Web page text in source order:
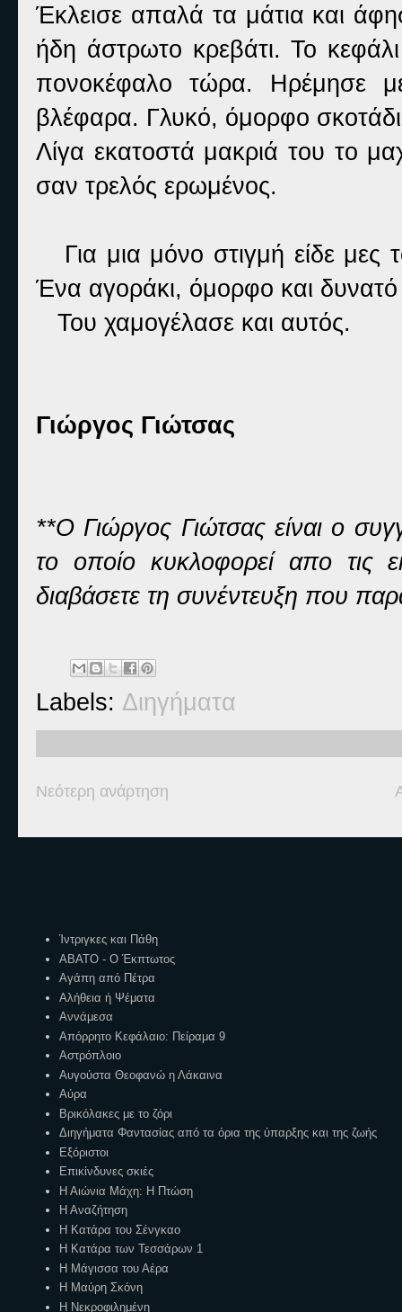
Έκλεισε απαλά τα μάτια και
ήδη άστρωτο κρεβάτι. Το
πονοκέφαλο τώρα. Ηρέμησε
βλέφαρα. Γλυκό, όμορφο
Λίγα εκατοστά μακριά του το
σαν τρελός ερωμένος.
Για μια μόνο στιγμή είδε μες
Ένα αγοράκι, όμορφο και
Του χαμογέλασε και αυτός.
Γιώργος Γιώτσας
**Ο Γιώργος Γιώτσας είναι ο
το οποίο κυκλοφορεί απο τις
διαβάσετε τη συνέντευξη που
Labels: Διηγήματα
Νεότερη ανάρτηση
Ίντριγκες και Πάθη
ΑΒΑΤΟ - Ο Έκπτωτος
Αγάπη από Πέτρα
Αλήθεια ή Ψέματα
Αννάμεσα
Απόρρητο Κεφάλαιο: Πείραμα 9
Αστρόπλοιο
Αυγούστα Θεοφανώ η Λάκαινα
Αύρα
Βρικόλακες με το ζόρι
Διηγήματα Φαντασίας από τα όρια της ύπαρξης και της ζωής
Εξόριστοι
Επικίνδυνες σκιές
Η Αιώνια Μάχη: Η Πτώση
Η Αναζήτηση
Η Κατάρα του Σένγκαο
Η Κατάρα των Τεσσάρων 1
Η Μάγισσα του Αέρα
Η Μαύρη Σκόνη
Η Νεκροφιλημένη